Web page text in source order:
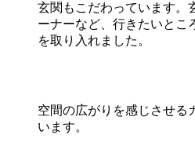
玄関もこだわっています。
ーナーなど、行きたいとこ
を取り入れました。
空間の広がりを感じさせる
います。